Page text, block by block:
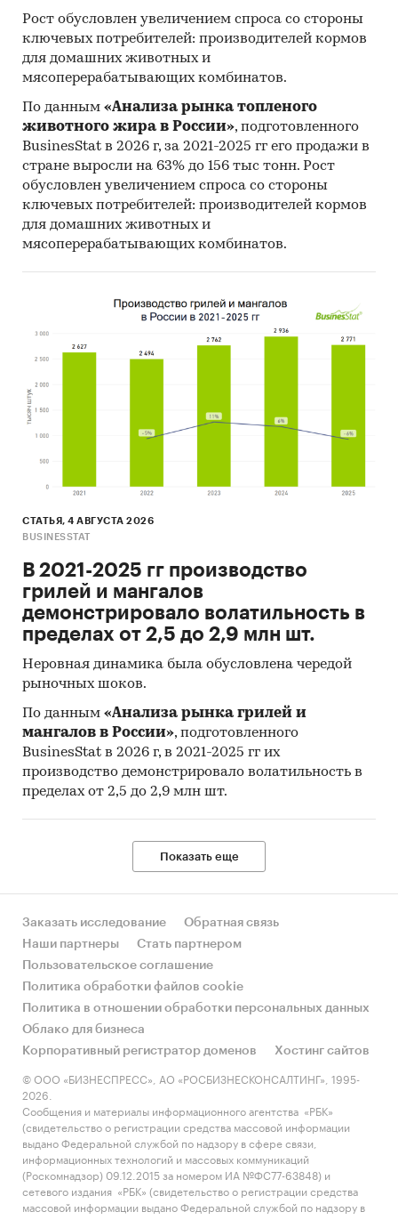
Рост обусловлен увеличением спроса со стороны
ключевых потребителей: производителей кормов
для домашних животных и
мясоперерабатывающих комбинатов.
По данным «Анализа рынка топленого
животного жира в России», подготовленного
BusinesStat в 2026 г, за 2021-2025 гг его продажи в
стране выросли на 63% до 156 тыс тонн. Рост
обусловлен увеличением спроса со стороны
ключевых потребителей: производителей кормов
для домашних животных и
мясоперерабатывающих комбинатов.
СТАТЬЯ, 4 АВГУСТА 2026
BUSINESSTAT
В 2021-2025 гг производство
грилей и мангалов
демонстрировало волатильность в
пределах от 2,5 до 2,9 млн шт.
Неровная динамика была обусловлена чередой
рыночных шоков.
По данным «Анализа рынка грилей и
мангалов в России», подготовленного
BusinesStat в 2026 г, в 2021-2025 гг их
производство демонстрировало волатильность в
пределах от 2,5 до 2,9 млн шт.
Показать еще
Заказать исследование
Обратная связь
Наши партнеры
Стать партнером
Пользовательское соглашение
Политика обработки файлов cookie
Политика в отношении обработки персональных данных
Облако для бизнеса
Корпоративный регистратор доменов
Хостинг сайтов
© ООО «БИЗНЕСПРЕСС», АО «РОСБИЗНЕСКОНСАЛТИНГ», 1995-
2026.
Сообщения и материалы информационного агентства «РБК»
(свидетельство о регистрации средства массовой информации
выдано Федеральной службой по надзору в сфере связи,
информационных технологий и массовых коммуникаций
(Роскомнадзор) 09.12.2015 за номером ИА №ФС77-63848) и
сетевого издания «РБК» (свидетельство о регистрации средства
массовой информации выдано Федеральной службой по надзору в